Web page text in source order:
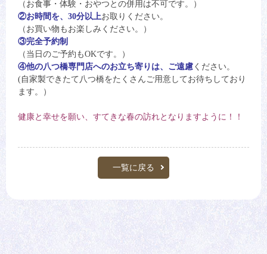
（お食事・体験・おやつとの併用は不可です。）
②お時間を、30分以上お取りください。
（お買い物もお楽しみください。）
③完全予約制
（当日のご予約もOKです。）
④他の八つ橋専門店へのお立ち寄りは、ご遠慮 ください。
(自家製できたて八つ橋をたくさんご用意してお待ちしており
ます。）
健康と幸せを願い、すてきな春の訪れとなりますように！！
一覧に戻る